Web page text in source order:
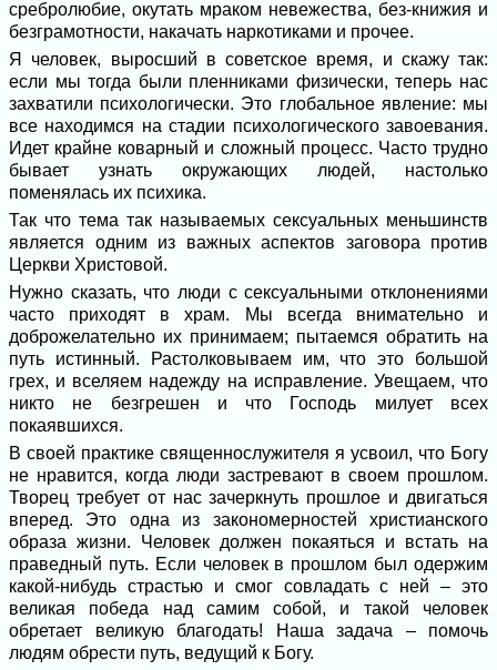
сребролюбие, окутать мраком невежества, без-книжия и
безграмотности, накачать наркотиками и прочее.
Я человек, выросший в советское время, и скажу так:
если мы тогда были пленниками физически, теперь нас
захватили психологически. Это глобальное явление: мы
все находимся на стадии психологического завоевания.
Идет крайне коварный и сложный процесс. Часто трудно
бывает узнать окружающих людей, настолько
поменялась их психика.
Так что тема так называемых сексуальных меньшинств
является одним из важных аспектов заговора против
Церкви Христовой.
Нужно сказать, что люди с сексуальными отклонениями
часто приходят в храм. Мы всегда внимательно и
доброжелательно их принимаем; пытаемся обратить на
путь истинный. Растолковываем им, что это большой
грех, и вселяем надежду на исправление. Увещаем, что
никто не безгрешен и что Господь милует всех
покаявшихся.
В своей практике священнослужителя я усвоил, что Богу
не нравится, когда люди застревают в своем прошлом.
Творец требует от нас зачеркнуть прошлое и двигаться
вперед. Это одна из закономерностей христианского
образа жизни. Человек должен покаяться и встать на
праведный путь. Если человек в прошлом был одержим
какой-нибудь страстью и смог совладать с ней – это
великая победа над самим собой, и такой человек
обретает великую благодать! Наша задача – помочь
людям обрести путь, ведущий к Богу.